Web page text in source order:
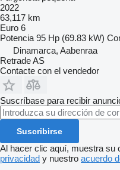
2022
63,117 km
Euro 6
Potencia 95 Hp (69.83 kW)
Dinamarca, Aabenraa
Retrade AS
Contacte con el vendedor
Suscríbase para recibir
Suscribirse
Al hacer clic aquí, muestra su
privacidad y nuestro acuerdo